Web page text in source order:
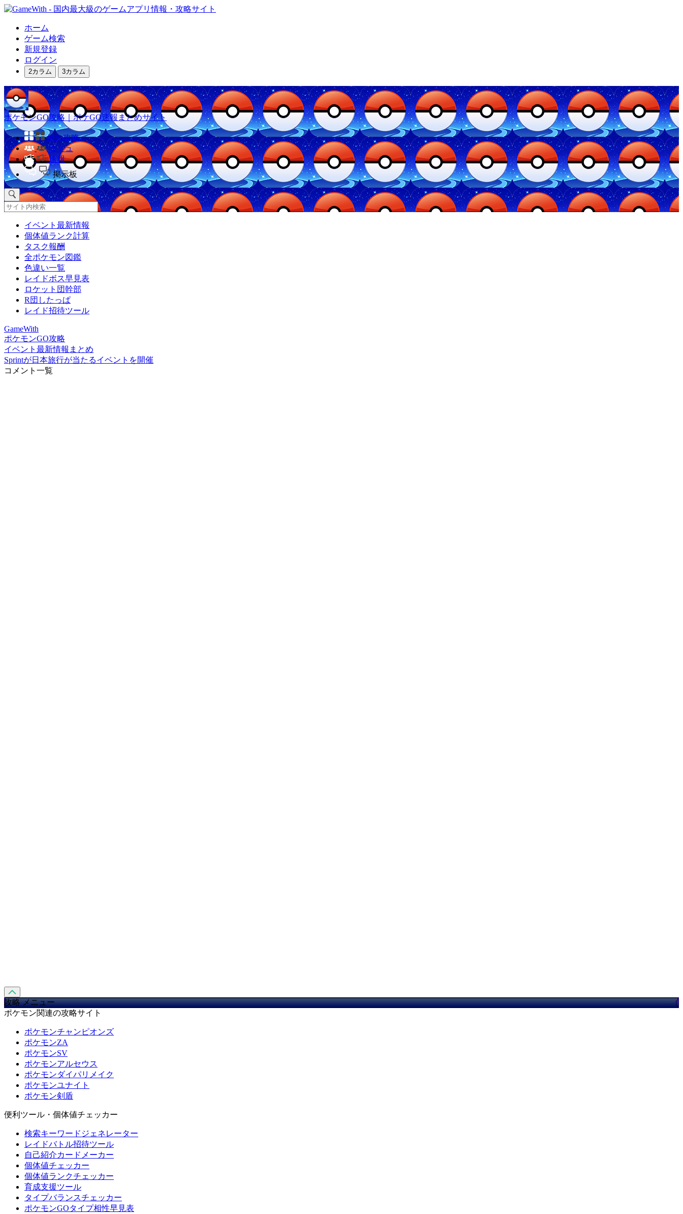
ホーム
ゲーム検索
新規登録
ログイン
2カラム 3カラム
ポケモンGO攻略｜ポケGO速報まとめサイト
他の攻略
コミュ
速報
掲示板
イベント最新情報
個体値ランク計算
タスク報酬
全ポケモン図鑑
色違い一覧
レイドボス早見表
ロケット団幹部
R団したっぱ
レイド招待ツール
GameWith
ポケモンGO攻略
イベント最新情報まとめ
Sprintが日本旅行が当たるイベントを開催
コメント一覧
攻略 メニュー
ポケモン関連の攻略サイト
ポケモンチャンピオンズ
ポケモンZA
ポケモンSV
ポケモンアルセウス
ポケモンダイパリメイク
ポケモンユナイト
ポケモン剣盾
便利ツール・個体値チェッカー
検索キーワードジェネレーター
レイドバトル招待ツール
自己紹介カードメーカー
個体値チェッカー
個体値ランクチェッカー
育成支援ツール
タイプバランスチェッカー
ポケモンGOタイプ相性早見表